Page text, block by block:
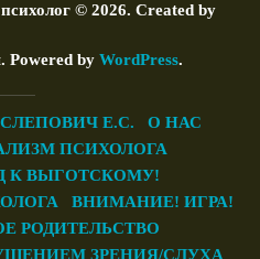
© 2026. Created by
. Powered by WordPress.
Е.С.
О НАС
ПСИХОЛОГА
К ВЫГОТСКОМУ!
ВНИМАНИЕ! ИГРА!
РОДИТЕЛЬСТВО
ЗРЕНИЯ/СЛУХА